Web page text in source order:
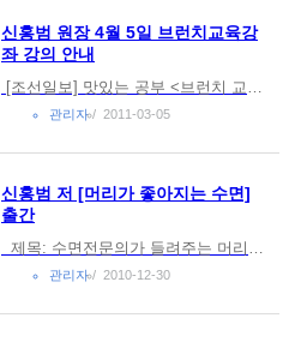
신홍범 원장 4월 5일 브런치교육강
좌 강의 안내
관리자 2011-03-05
신홍범 저 [머리가 좋아지는 수면]
출간
관리자 2010-12-30